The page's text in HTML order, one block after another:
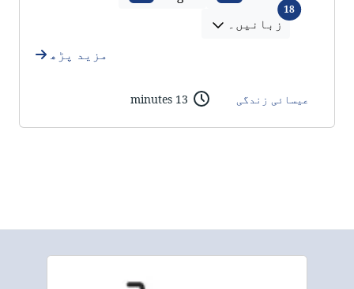
زبانیں۔
18زبانیں۔
مزید پڑھ
عیسائی زندگی 13 minutes